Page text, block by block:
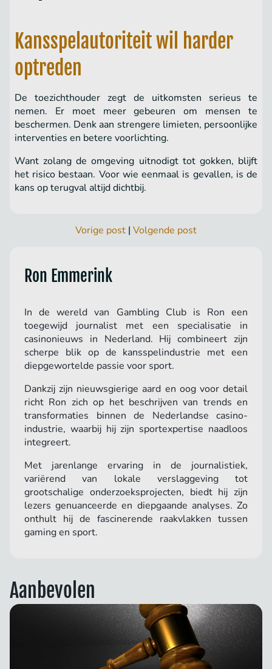
Kansspelautoriteit wil harder
optreden
De toezichthouder zegt de uitkomsten serieus te
nemen. Er moet meer gebeuren om mensen te
beschermen. Denk aan strengere limieten, persoonlijke
interventies en betere voorlichting.
Want zolang de omgeving uitnodigt tot gokken, blijft
het risico bestaan. Voor wie eenmaal is gevallen, is de
kans op terugval altijd dichtbij.
Vorige post | Volgende post
Ron Emmerink
In de wereld van Gambling Club is Ron een
toegewijd journalist met een specialisatie in
casinonieuws in Nederland. Hij combineert zijn
scherpe blik op de kansspelindustrie met een
diepgewortelde passie voor sport.
Dankzij zijn nieuwsgierige aard en oog voor detail
richt Ron zich op het beschrijven van trends en
transformaties binnen de Nederlandse casino-
industrie, waarbij hij zijn sportexpertise naadloos
integreert.
Met jarenlange ervaring in de journalistiek,
variërend van lokale verslaggeving tot
grootschalige onderzoeksprojecten, biedt hij zijn
lezers genuanceerde en diepgaande analyses. Zo
onthult hij de fascinerende raakvlakken tussen
gaming en sport.
Aanbevolen